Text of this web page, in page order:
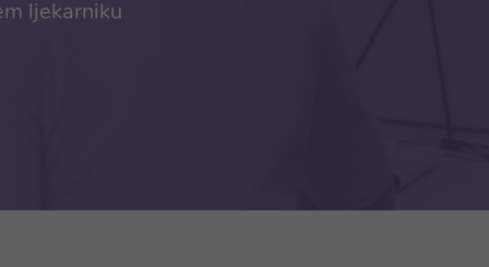
ljekarniku